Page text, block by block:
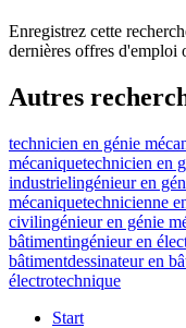
Enregistrez cette
dernières offres d'emploi
Autres
technicien en génie
mécaniquetechnicien en
industrielingénieur en
mécaniquetechnicienne
civilingénieur en génie
bâtimentingénieur en
bâtimentdessinateur en
électrotechnique
Start